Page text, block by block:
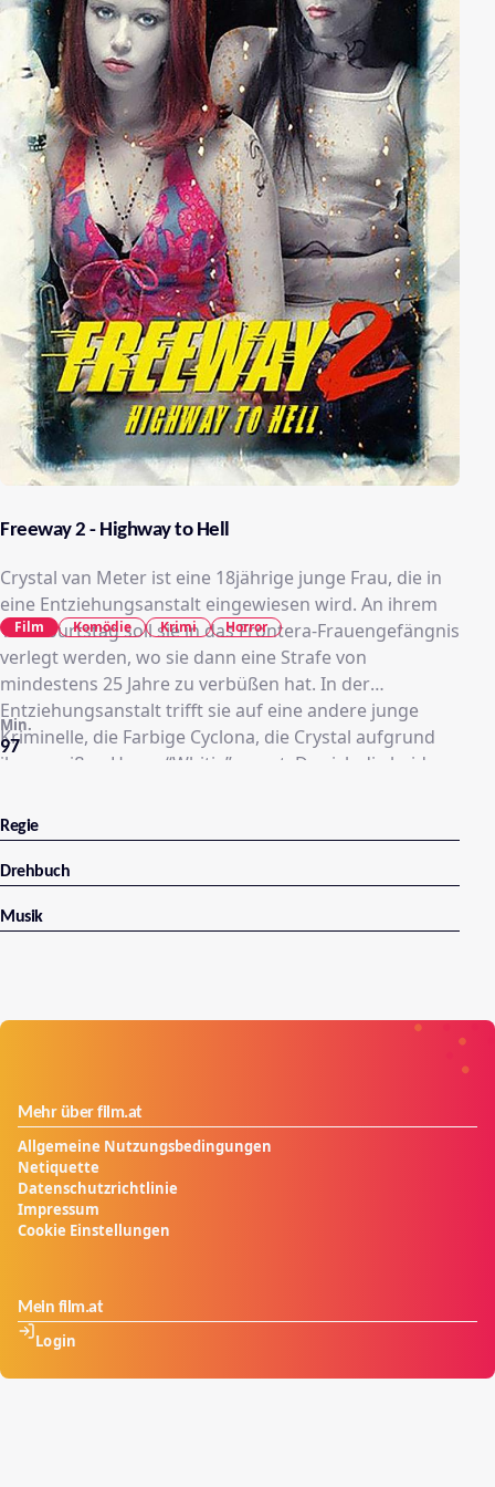
Freeway 2 - Highway to Hell
Crystal van Meter ist eine 18jährige junge Frau, die in
eine Entziehungsanstalt eingewiesen wird. An ihrem
19.Geburtstag soll sie in das Frontera-Frauengefängnis
verlegt werden, wo sie dann eine Strafe von
mindestens 25 Jahre zu verbüßen hat. In der
Entziehungsanstalt trifft sie auf eine andere junge
Kriminelle, die Farbige Cyclona, die Crystal aufgrund
ihrer weißen Haare “Whitie” nennt. Da sich die beiden
ergreifen sie die erstbeste Chance und fliehen
zusammen durch eine offene Stelle im Zaun. Ihr Ziel ist
Schwester Gomez, an die sich Cyclona nur noch ganz
leben soll. Auf der Suche nach Schwester Gomez
Pornoring verbirgt.
97
Min.
Film Komödie Krimi Horror
Regie
Drehbuch
Musik
Mehr über film.at
Allgemeine Nutzungsbedingungen
Netiquette
Datenschutzrichtlinie
Impressum
Cookie Einstellungen
Mein film.at
Login